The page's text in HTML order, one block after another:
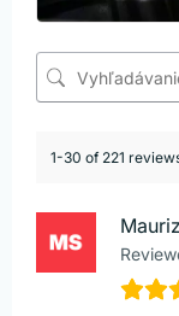
1-30 of 221